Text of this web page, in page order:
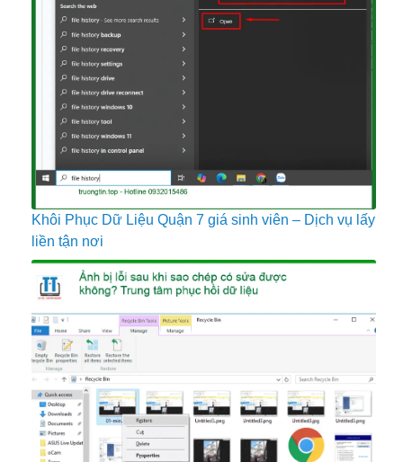
Khôi Phục Dữ Liệu Quận 7 giá sinh viên – Dịch vụ lấy
liền tận nơi